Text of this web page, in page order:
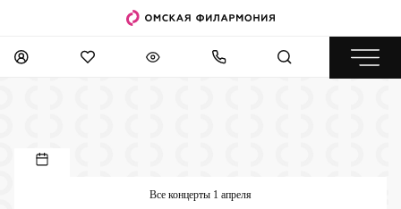
Все концерты 1 апреля